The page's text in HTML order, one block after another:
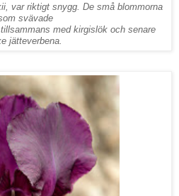
var riktigt snygg. De små blommorna
svävade
med kirgislök och senare
jätteverbena.